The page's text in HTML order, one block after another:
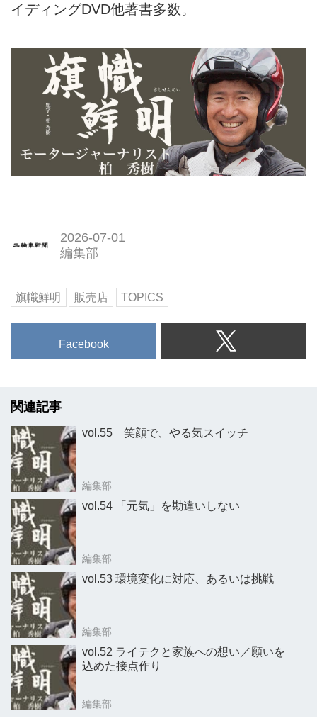
イディングDVD他著書多数。
2026-07-01
編集部
旗幟鮮明 販売店 TOPICS
Facebook
関連記事
vol.55 笑顔で、やる気スイッチ
編集部
vol.54 「元気」を勘違いしない
編集部
vol.53 環境変化に対応、あるいは挑戦
編集部
vol.52 ライテクと家族への想い／願いを
込めた接点作り
編集部